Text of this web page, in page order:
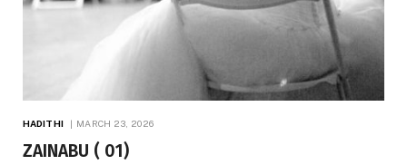
HADITHI MARCH 23, 2026
ZAINABU ( 01)